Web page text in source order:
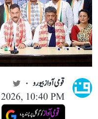
قومی آواز بیورو
10:40 PM